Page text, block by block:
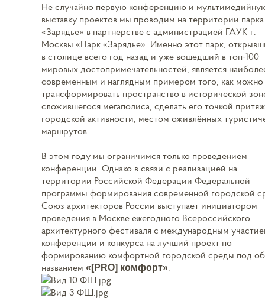
Не случайно первую конференцию и
выставку проектов мы проводим на территории парка
«Зарядье» в партнёрстве с администрацией ГАУК г.
Москвы «Парк «Зарядье». Именно этот парк,
в столице всего год назад и уже вошедший в топ-100
мировых достопримечательностей, является
современным и наглядным примером того, как можно
трансформировать пространство в исторической
сложившегося мегаполиса, сделать его точкой
городской активности, местом оживлённых
маршрутов.
В этом году мы ограничимся только проведением
конференции. Однако в связи с реализацией на
территории Российской Федерации Федеральной
программы формирования современной городской
Союз архитекторов России выступает инициатором
проведения в Москве ежегодного Всероссийского
архитектурного фестиваля с международным
конференции и конкурса на лучший проект по
формированию комфортной городской среды под
названием «[PRO] комфорт».